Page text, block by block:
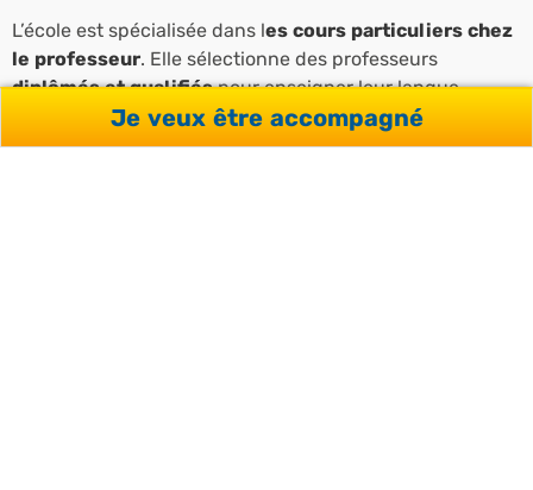
L’école est spécialisée dans les cours particuliers chez
le professeur. Elle sélectionne des professeurs
diplômés et qualifiéspour enseigner leur langue
maternelle à des apprenants étrangers. C’est une école
« sans murs » puisque les professeurs enseignent à leur
Je veux être accompagné